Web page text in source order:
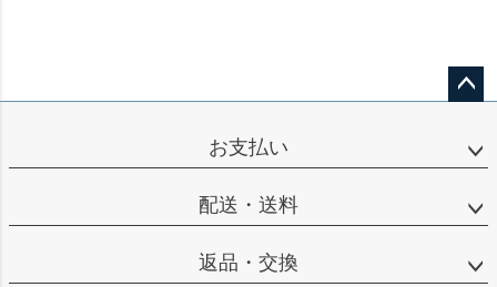
ップ
お支払い
配送・送料
返品・交換